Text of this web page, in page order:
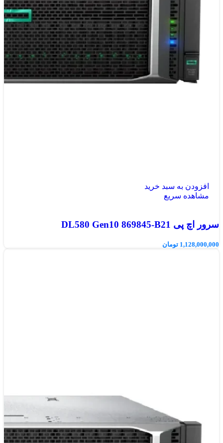
افزودن به سبد خرید
مشاهده سریع
سرور اچ پی DL580 Gen10 869845-B21
1,128,000,000 تومان